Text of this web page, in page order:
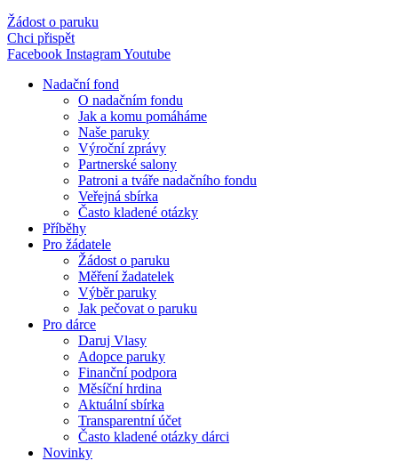
Žádost o paruku
Chci přispět
Facebook InstagramYoutube
Nadační fond
O nadačním fondu
Jak a komu pomáháme
Naše paruky
Výroční zprávy
Partnerské salony
Patroni a tváře nadačního fondu
Veřejná sbírka
Často kladené otázky
Příběhy
Pro žádatele
Žádost o paruku
Měření žadatelek
Výběr paruky
Jak pečovat o paruku
Pro dárce
Daruj Vlasy
Adopce paruky
Finanční podpora
Měsíční hrdina
Aktuální sbírka
Transparentní účet
Často kladené otázky dárci
Novinky